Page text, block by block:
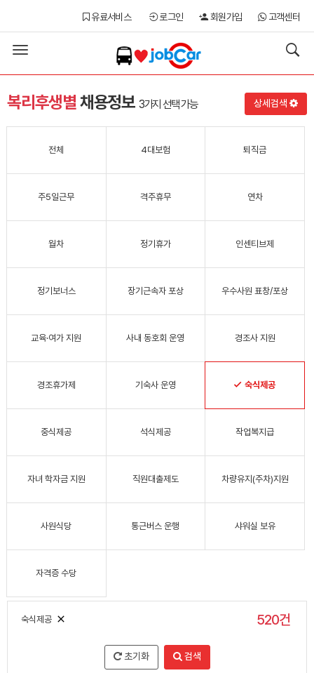
유료서비스 로그인 회원가입 고객센터
Toggle
navigation
복리후생별채용정보 3가지 선택가능 상세검색
전체 4대보험 퇴직금
주5일근무 격주휴무 연차
월차 정기휴가 인센티브제
정기보너스 장기근속자 포상 우수사원 표창/포상
교육·여가 지원 사내 동호회 운영 경조사 지원
경조휴가제 기숙사 운영 숙식제공
중식제공 석식제공 작업복지급
자녀 학자금 지원 직원대출제도 차량유지(주차)지원
사원식당 통근버스 운행 샤워실 보유
자격증 수당
숙식제공 520건
초기화 검색